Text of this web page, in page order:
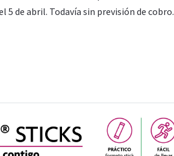
5 de abril. Todavía sin previsión de cobro.